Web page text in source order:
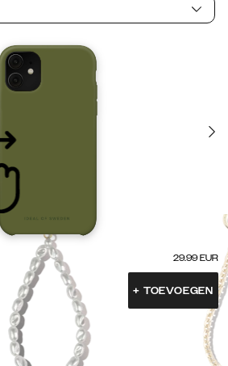
29.99 EUR
+ TOEVOEGEN